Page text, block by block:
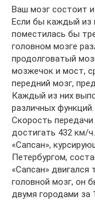
Ваш мозг состоит
Если бы каждый из
поместилась бы
головном мозге
продолговатый
мозжечок и мост,
передний мозг,
Каждый из них
различных функций.
Скорость
достигать 432 км/
«Сапсан»,
Петербургом,
«Сапсан»
головной мозг, он
двумя городами за